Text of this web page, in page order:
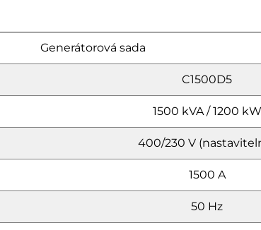
Generátorová sada
C1500D5
1500 kVA / 1200 kW
400/230 V
1500 A
50 Hz